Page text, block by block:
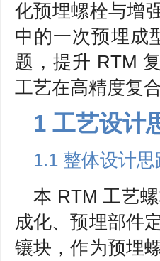
化预埋螺栓与增
中的一次预埋成
题，提升 RTM
工艺在高精度复
1 工艺设计
1.1 整体设计思
本 RTM 工艺
成化、预埋部件
镶块，作为预埋